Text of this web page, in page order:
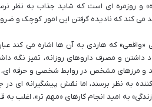
و روزمره ای است که شاید جذاب به نظر
می کند که نادیده گرفتن این امور کوچک و
«واقعی» که هاردی به آن ها اشاره می کند
داشتن و مصرف داروهای روزانه، تمیز
مرزهای مشخص در روابط شخصی و حرفه ای، و
به نظر برسند، اما نقش پیشگیرانه ای در
به امید انجام کارهای «مهم تر»، اغلب